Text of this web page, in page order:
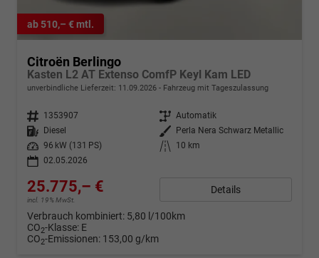
ab 510,– € mtl.
Citroën Berlingo
Kasten L2 AT Extenso ComfP Keyl Kam LED
unverbindliche Lieferzeit: 11.09.2026 Fahrzeug mit Tageszulassung
Fahrzeugnr. 1353907 Getriebe Automatik
Kraftstoff
Diesel Außenfarbe
Perla Nera Schwarz Metallic
Leistung
96 kW (131 PS) Kilometerstand
10 km
02.05.2026
25.775,– €
incl. 19% MwSt.
Details
Verbrauch kombiniert: 5,80 l/100km
CO2-Klasse: E
CO2-Emissionen: 153,00 g/km